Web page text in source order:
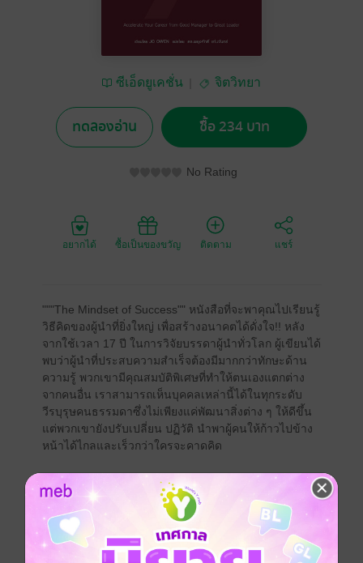
ซีเอ็ดยูเคชั่น จิตวิทยา
ทดลองอ่าน ซื้อ 234 บาท
No Rating
อยากได้ ซื้อเป็นของขวัญ ติดตาม แชร์
"""The Mindset of Success"" หนังสือที่จะพาคุณไปเรียนรู้
วิธีคิดของผู้นำที่ยิ่งใหญ่ เพื่อสร้างอนาคตได้ดั่งใจ!! หลัง
จากใช้เวลา 17 ปี ในการวิจัยบรรดาผู้นำทั่วโลก ผู้เขียนได้
พบว่าผู้นำที่ประสบความสำเร็จต้องมีมากกว่าทักษะด้าน
ความรู้ พวกเขามีคุณสมบัติพิเศษที่ทำให้ตนเองแตกต่าง
จากคนอื่น เราสามารถเห็นบุคคลเหล่านี้ได้ในทุกระดับ
วีรบุรุษคนธรรมดาซึ่งไม่เพียงแค่พัฒนาสิ่งต่าง ๆ ให้ดีขึ้น
แต่พวกเขายังปรับเปลี่ยน ปฏิวัติ นำพาผู้คนให้ก้าวไปข้าง
หน้าได้ไกลและเร็วกว่าใครจะคาดคิด
คำถามคือพวกเขาทำได้อย่างไร? มาต้นหาคำตอบและ
ปรับเปลี่ยนกรอบความคิดสู่การเป็นผู้นำที่ยอดเยี่ยม เพื่อ
เป็นเจ้านายผู้กุมชะตาชีวิตตัวเอง ไม่ต้องเฝ้ารอการเลื่อน
ตำแหน่ง ไม่ต้องรอโอกาสให้ไขว่คว้า และเติมเต็ม
ศักยภาพของคุณไปพร้อมกับหนังสือเล่มนี้!"